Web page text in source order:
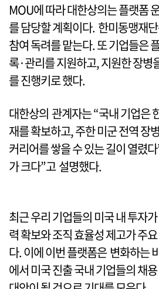
MOU에 따라 대한상의는 플랫폼
를 담당할 계획이다. 한미동맹재
참여 독려를 맡는다. 또 기업들은
록·관리를 지원하고, 지원한 장병
를 진행키로 했다.
대한상의 관계자는 “국내 기업은
재를 확보하고, 주한 미군 전역 장
커리어를 쌓을 수 있는 길이 열렸
가 크다”고 설명했다.
최근 우리 기업들의 미국 내 투자
력 확보와 조직 효율성 제고가 주
다. 이에 이번 플랫폼은 변화하는
에서 미국 진출 국내 기업들의 채